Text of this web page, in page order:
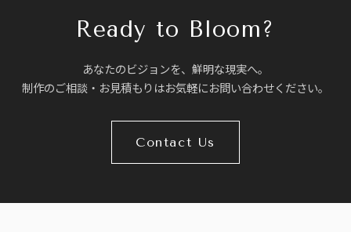
Ready to Bloom?
あなたのビジョンを、鮮明な現実へ。
制作のご相談・お見積もりはお気軽にお問い合わせください。
Contact Us